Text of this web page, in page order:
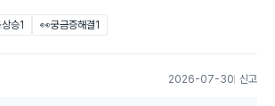
승1 👀궁금증해결1
2026-07-30 신고